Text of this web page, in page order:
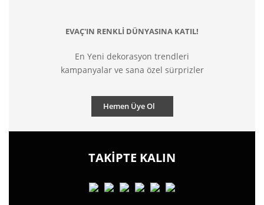
EVAÇ'IN RENKLİ DÜNYASINA KATIL!
En Yeni dekorasyon trendleri
kampanyalar ve sana özel sürprizler
Hemen Üye Ol
TAKİPTE KALIN